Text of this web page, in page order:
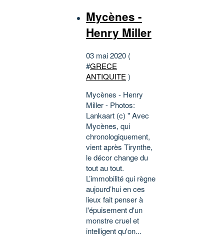
Mycènes -
Henry Miller
03 mai 2020 (
#GRECE
ANTIQUITE )
Mycènes - Henry
Miller - Photos:
Lankaart (c) " Avec
Mycènes, qui
chronologiquement,
vient après Tirynthe,
le décor change du
tout au tout.
L’immobilité qui règne
aujourd’hui en ces
lieux fait penser à
l'épuisement d'un
monstre cruel et
intelligent qu'on...